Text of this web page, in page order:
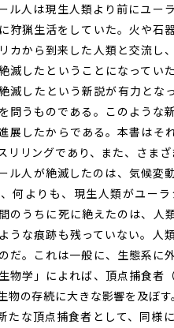
ル人は現生人類より前にユー
狩猟生活をしていた。火や石
カから到来した人類と交流し
滅したということになってい
滅したという新説が有力とな
問うものである。このような
展したからである。本書はそ
リリングであり、また、さまざ
ル人が絶滅したのは、気候変
何よりも、現生人類がユー
のうちに死に絶えたのは、人
うな痕跡も残っていない。人
だ。これは一般に、生態系に
物学」によれば、頂点捕食者
物の存続に大きな影響を及ぼす
たな頂点捕食者として、同様